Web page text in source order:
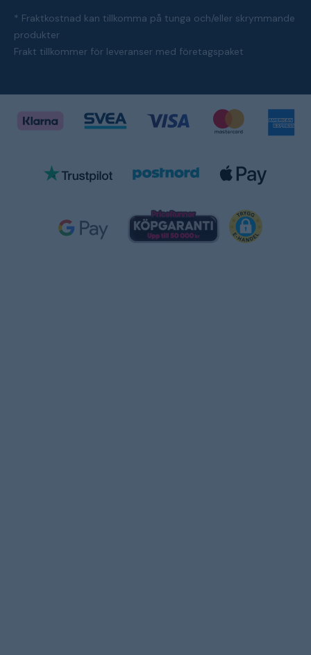
* Fraktkostnad kan tillkomma på tunga och/eller skrymmande
produkter
Frakt tillkommer för leveranser med företagspaket